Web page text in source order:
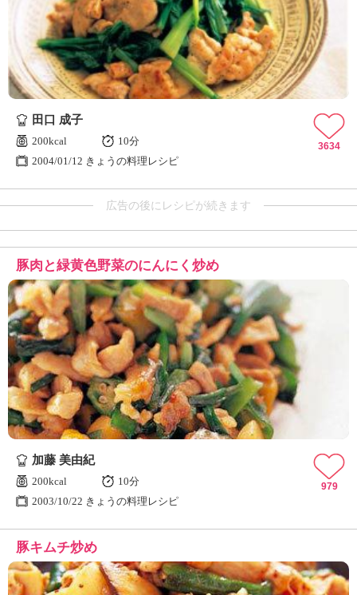
田口 成子
200kcal
10分
2004/01/12 きょうの料理レシピ
3634
広告の後にレシピが続きます
豚肉と緑黄色野菜のにんにく炒め
加藤 美由紀
200kcal
10分
2003/10/22 きょうの料理レシピ
979
豚キムチ炒め